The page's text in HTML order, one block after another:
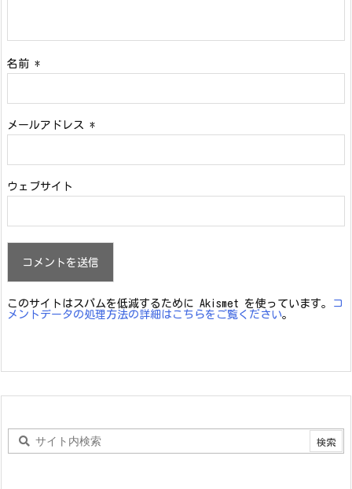
名前 *
メールアドレス *
ウェブサイト
このサイトはスパムを低減するために Akismet を使っています。
コ
メントデータの処理方法の詳細はこちらをご覧ください。